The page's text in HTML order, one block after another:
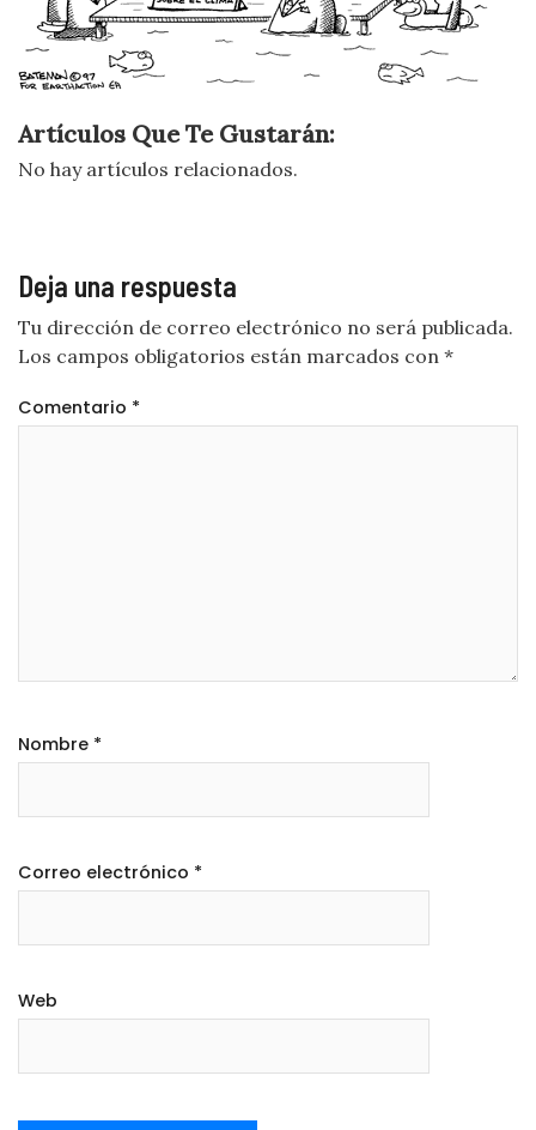
Artículos Que Te Gustarán:
No hay artículos relacionados.
Deja una respuesta
Tu dirección de correo electrónico no será publicada.
Los campos obligatorios están marcados con *
Comentario *
Nombre *
Correo electrónico *
Web